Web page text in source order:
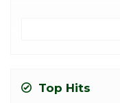
Top Hits